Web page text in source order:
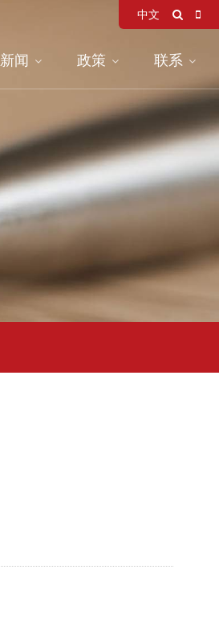
中文
新闻 政策 联系